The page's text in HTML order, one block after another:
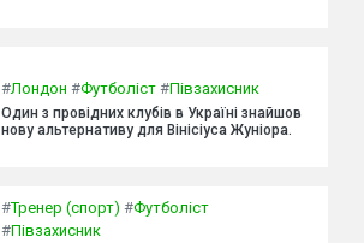
#Лондон #Футболіст #Півзахисник
Один з провідних клубів в Україні знайшов
нову альтернативу для Вінісіуса Жуніора.
#Тренер (спорт) #Футболіст
#Півзахисник